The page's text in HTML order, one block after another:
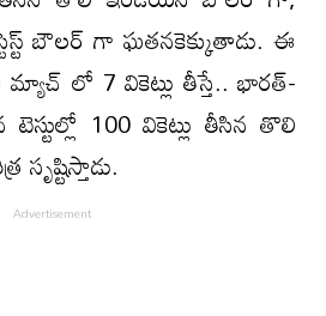
బౌలర్ గా ఘతనకెక్కుతాడు. ఈ
లో 7 వికెట్లు తీస్తే.. భారత్-
100 వికెట్లు తీసిన తొలి